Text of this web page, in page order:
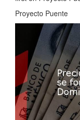
Proyecto Puente